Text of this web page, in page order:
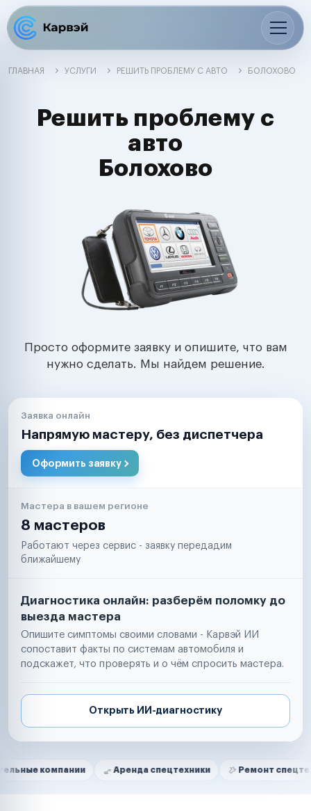
ГЛАВНАЯ УСЛУГИ РЕШИТЬ ПРОБЛЕМУ С АВТО БОЛОХОВО
Решить проблему с
авто
Болохово
Просто оформите заявку и опишите, что вам
нужно сделать. Мы найдем решение.
Заявка онлайн
Напрямую мастеру, без диспетчера
Оформить заявку
Мастера в вашем регионе
8 мастеров
Работают через сервис - заявку передадим
ближайшему
Диагностика онлайн: разберём поломку до
выезда мастера
Опишите симптомы своими словами - Карвэй ИИ
сопоставит факты по системам автомобиля и
подскажет, что проверять и о чём спросить мастера.
Открыть ИИ-диагностику
Нам доверяют
Аренда спецтехники Ремонт спецтехники
Маркетплейсы